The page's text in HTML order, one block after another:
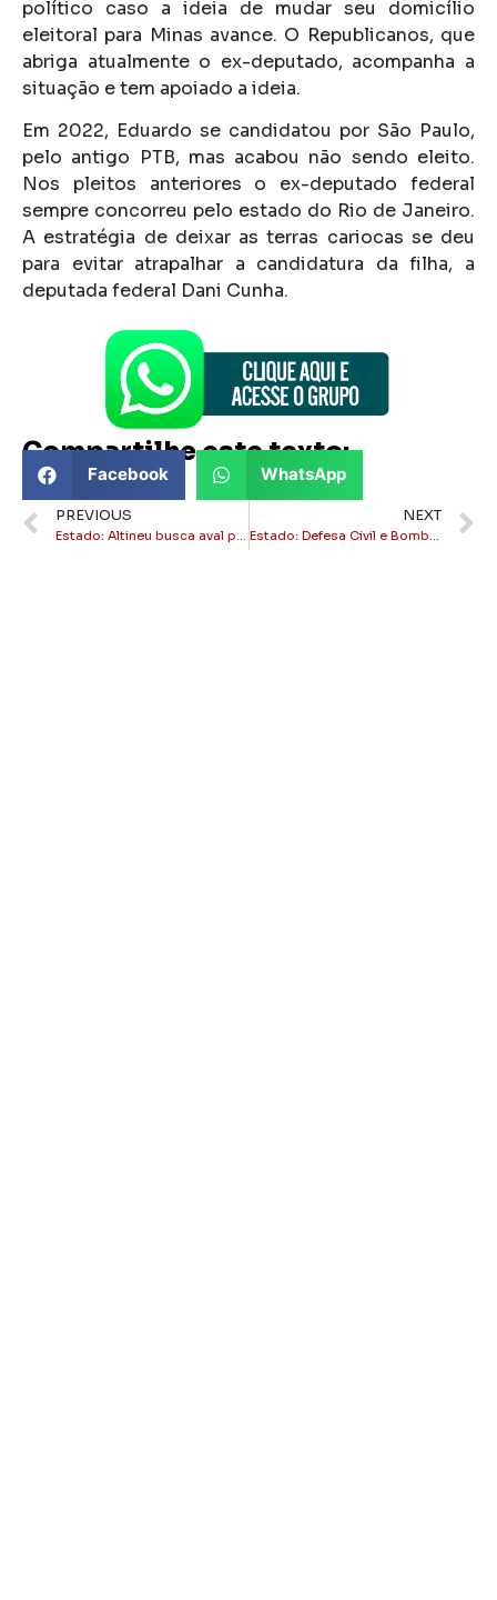
político caso a ideia de mudar seu domicílio
eleitoral para Minas avance. O Republicanos, que
abriga atualmente o ex-deputado, acompanha a
situação e tem apoiado a ideia.
Em 2022, Eduardo se candidatou por São Paulo,
pelo antigo PTB, mas acabou não sendo eleito.
Nos pleitos anteriores o ex-deputado federal
sempre concorreu pelo estado do Rio de Janeiro.
A estratégia de deixar as terras cariocas se deu
para evitar atrapalhar a candidatura da filha, a
deputada federal Dani Cunha.
Compartilhe este texto:
Facebook WhatsApp
PREVIOUS NEXT